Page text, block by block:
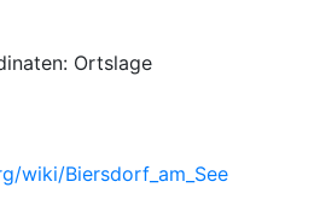
Ortslage
wiki/Biersdorf_am_See